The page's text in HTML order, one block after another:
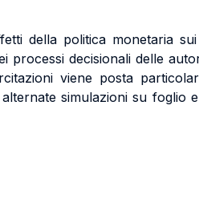
della politica monetaria
decisionali delle
viene posta
simulazioni su foglio